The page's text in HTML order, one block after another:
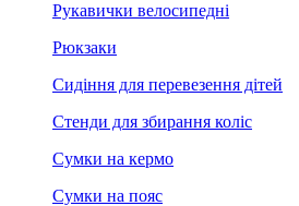
Рукавички велосипедні
Рюкзаки
Сидіння для перевезення дітей
Стенди для збирання коліс
Сумки на кермо
Сумки на пояс